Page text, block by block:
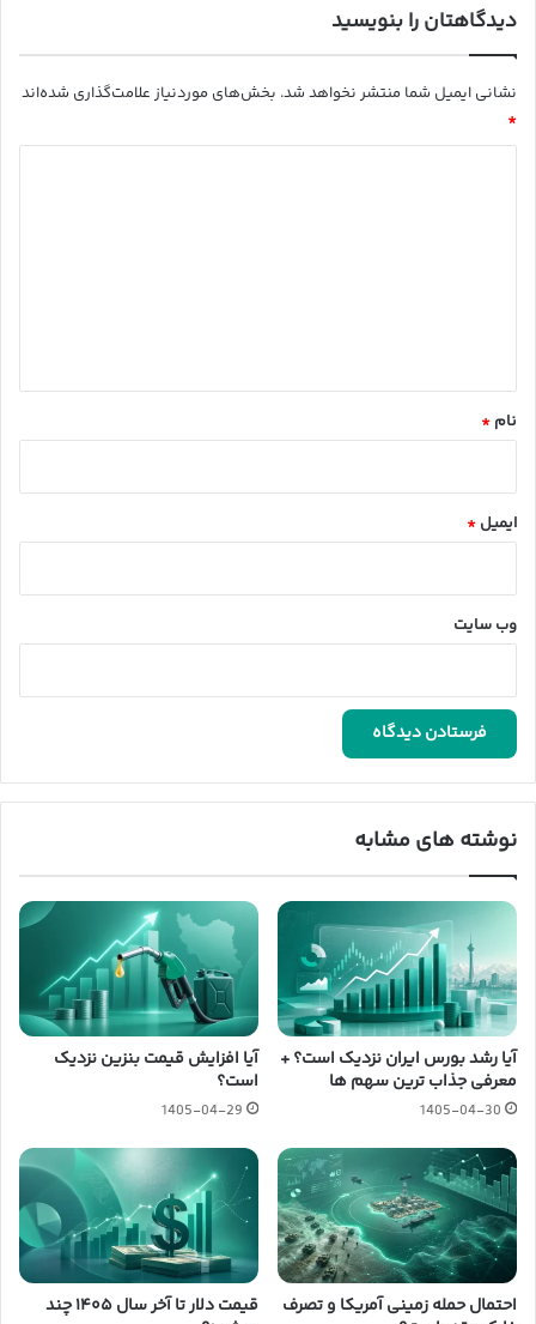
دیدگاهتان را بنویسید
نشانی ایمیل شما منتشر نخواهد شد. بخش‌های موردنیاز علامت‌گذاری شده‌اند
*
نام *
ایمیل *
وب‌ سایت
نوشته های مشابه
آیا رشد بورس ایران نزدیک است؟ +
معرفی جذاب ترین سهم ها
1405-04-30
آیا افزایش قیمت بنزین نزدیک
است؟
1405-04-29
احتمال حمله زمینی آمریکا و تصرف
قیمت دلار تا آخر سال ۱۴۰۵ چند